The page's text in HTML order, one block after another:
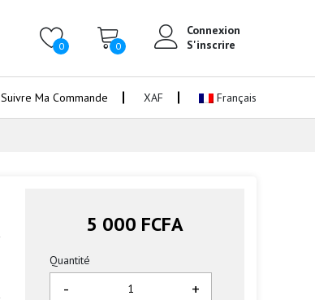
0 0
Connexion
S'inscrire
Suivre Ma Commande XAF Français
5 000 FCFA
Quantité
+
-